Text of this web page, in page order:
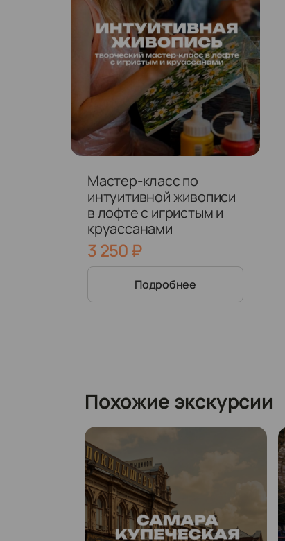
Мастер-класс по
интуитивной живописи
в лофте с игристым и
круассанами
3 250₽
Подробнее
Похожие экскурсии